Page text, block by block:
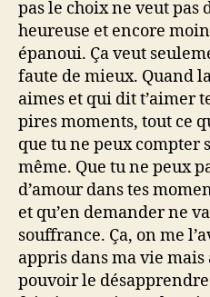
pas le choix ne veut
heureuse et encore
épanoui. Ça veut
faute de mieux. Quand
aimes et qui dit t’aimer
pires moments, tout ce
que tu ne peux compter
même. Que tu ne peux
d’amour dans tes
et qu’en demander ne
souffrance. Ça, on me
appris dans ma vie mais
pouvoir le